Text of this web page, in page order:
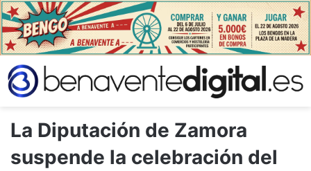
La Diputación de Zamora
suspende la celebración del